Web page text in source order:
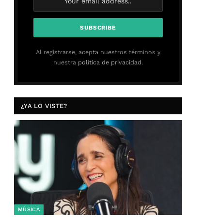
Al registrarse, acepta nuestros términos y
nuestra política de privacidad.
¿YA LO VISTE?
MÚSICA